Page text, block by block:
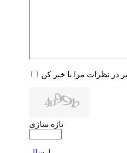
در نظرات مرا با خبر کن
تازه سازی